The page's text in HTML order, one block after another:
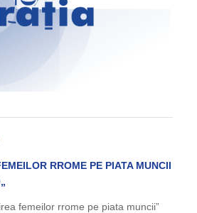
RROME PE PIATA MUNCII
„
femeilor rrome pe piata muncii”